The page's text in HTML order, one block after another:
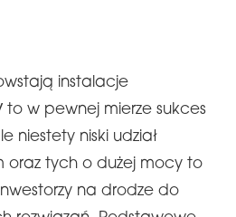
instalacje
to w pewnej mierze sukces
niestety niski udział
oraz tych o dużej mocy to
na drodze do